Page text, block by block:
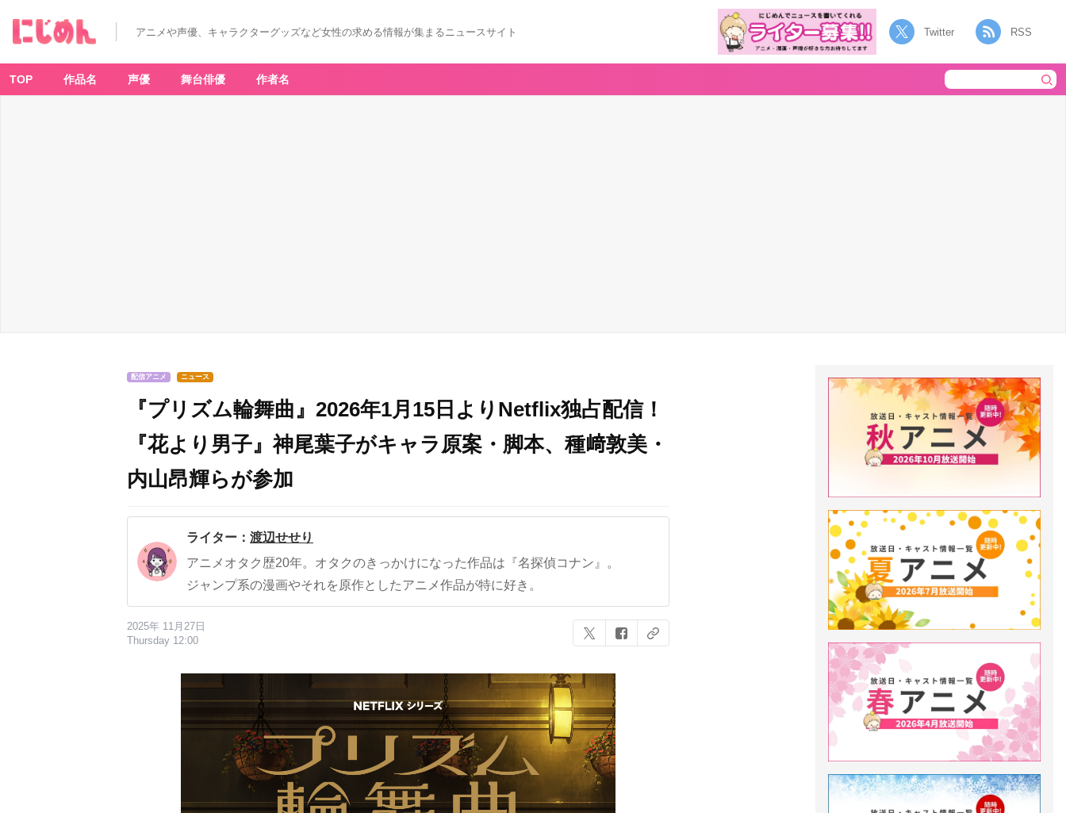
アニメや声優、キャラクターグッズなど女性の求める情報が集まるニュースサイト Twitter RSS
TOP 作品名 声優 舞台俳優 作者名
配信アニメ ニュース
『プリズム輪舞曲』2026年1月15日よりNetflix独占配信！
『花より男子』神尾葉子がキャラ原案・脚本、種﨑敦美・
内山昂輝らが参加
ライター： 渡辺せせり
アニメオタク歴20年。オタクのきっかけになった作品は『名探偵コナン』。
ジャンプ系の漫画やそれを原作としたアニメ作品が特に好き。
2025年 11月27日
Thursday 12:00